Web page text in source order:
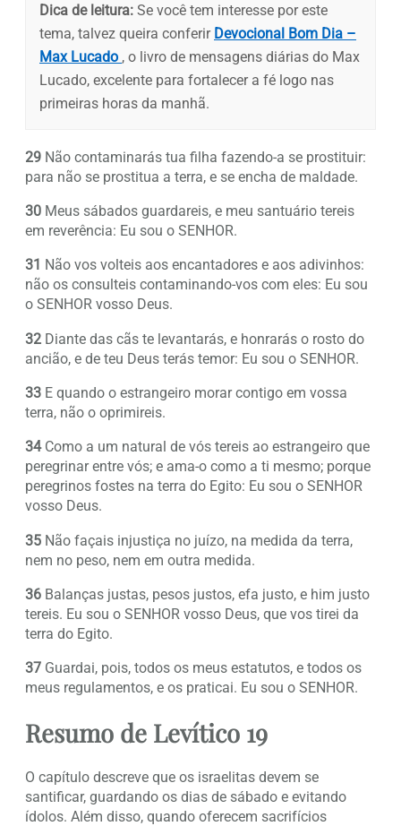
Dica de leitura: Se você tem interesse por este
tema, talvez queira conferir Devocional Bom Dia –
Max Lucado , o livro de mensagens diárias do Max
Lucado, excelente para fortalecer a fé logo nas
primeiras horas da manhã.
29 Não contaminarás tua filha fazendo-a se prostituir:
para não se prostitua a terra, e se encha de maldade.
30 Meus sábados guardareis, e meu santuário tereis
em reverência: Eu sou o SENHOR.
31 Não vos volteis aos encantadores e aos adivinhos:
não os consulteis contaminando-vos com eles: Eu sou
o SENHOR vosso Deus.
32 Diante das cãs te levantarás, e honrarás o rosto do
ancião, e de teu Deus terás temor: Eu sou o SENHOR.
33 E quando o estrangeiro morar contigo em vossa
terra, não o oprimireis.
34Como a um natural de vós tereis ao estrangeiro que
peregrinar entre vós; e ama-o como a ti mesmo; porque
peregrinos fostes na terra do Egito: Eu sou o SENHOR
vosso Deus.
35 Não façais injustiça no juízo, na medida da terra,
nem no peso, nem em outra medida.
36 Balanças justas, pesos justos, efa justo, e him justo
tereis. Eu sou o SENHOR vosso Deus, que vos tirei da
terra do Egito.
37 Guardai, pois, todos os meus estatutos, e todos os
meus regulamentos, e os praticai. Eu sou o SENHOR.
Resumo de Levítico 19
O capítulo descreve que os israelitas devem se
santificar, guardando os dias de sábado e evitando
ídolos. Além disso, quando oferecem sacrifícios